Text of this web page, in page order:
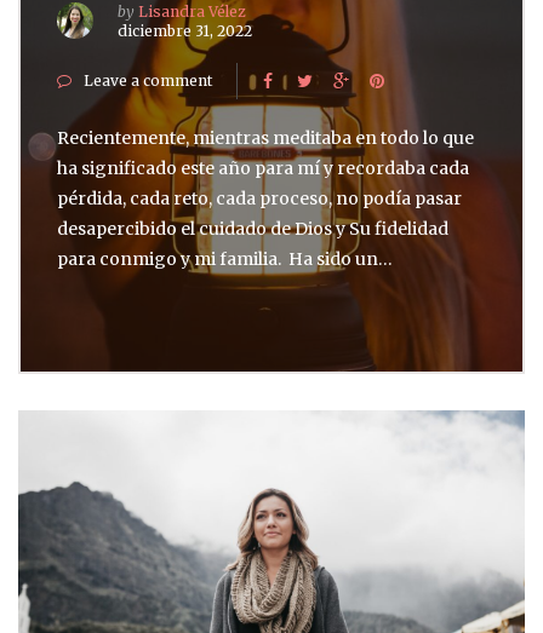
by Lisandra Vélez
diciembre 31, 2022
Leave a comment
Recientemente, mientras meditaba en todo lo que
ha significado este año para mí y recordaba cada
pérdida, cada reto, cada proceso, no podía pasar
desapercibido el cuidado de Dios y Su fidelidad
para conmigo y mi familia. Ha sido un…